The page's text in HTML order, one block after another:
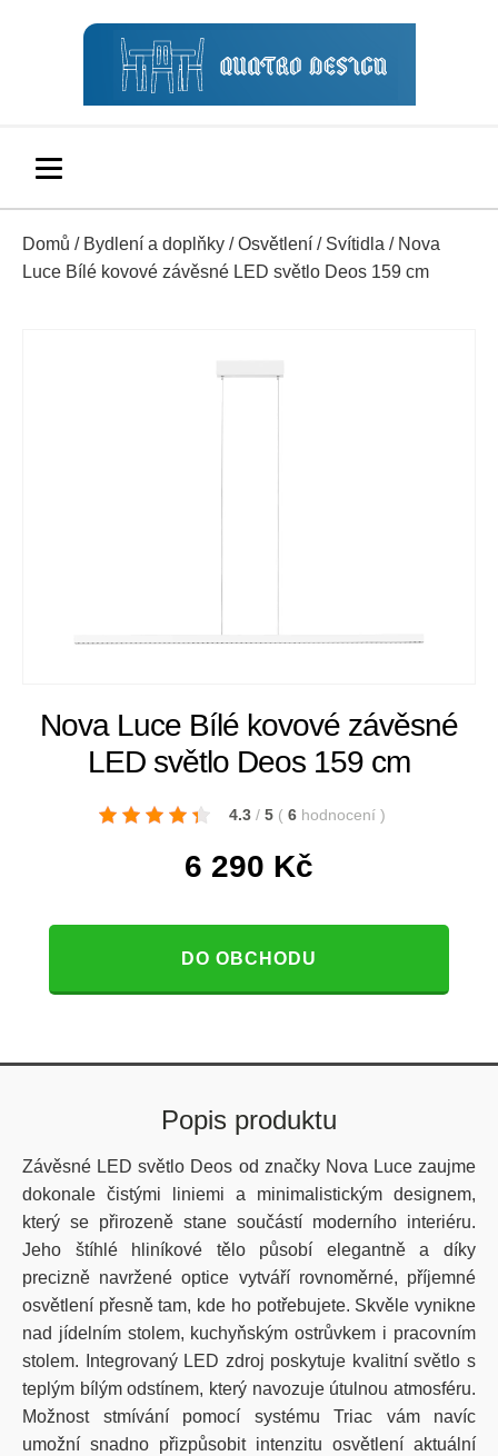
Domů / Bydlení a doplňky /Osvětlení / Svítidla / Nova
Luce Bílé kovové závěsné LED světlo Deos 159 cm
Nova Luce Bílé kovové závěsné
LED světlo Deos 159 cm
4.3 / 5 ( 6 hodnocení )
6 290 Kč
DO OBCHODU
Popis produktu
Závěsné LED světlo Deos od značky Nova Luce zaujme
dokonale čistými liniemi a minimalistickým designem,
který se přirozeně stane součástí moderního interiéru.
Jeho štíhlé hliníkové tělo působí elegantně a díky
precizně navržené optice vytváří rovnoměrné, příjemné
osvětlení přesně tam, kde ho potřebujete. Skvěle vynikne
nad jídelním stolem, kuchyňským ostrůvkem i pracovním
stolem. Integrovaný LED zdroj poskytuje kvalitní světlo s
teplým bílým odstínem, který navozuje útulnou atmosféru.
Možnost stmívání pomocí systému Triac vám navíc
umožní snadno přizpůsobit intenzitu osvětlení aktuální